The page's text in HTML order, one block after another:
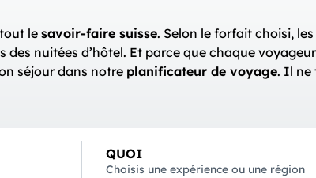
le savoir-faire suisse. Selon le forfait choisi,
des nuitées d’hôtel. Et parce que chaque
séjour dans notre planificateur de voyage. Il ne
QUOI
Choisis une expérience ou une région